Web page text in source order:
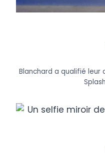
Blanchard a qualifié leur